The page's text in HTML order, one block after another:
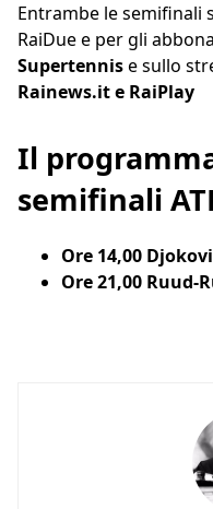
Entrambe le semifinali
RaiDue e per gli
Supertennise sullo
Rainews.it e RaiPlay
Il
semifinali
Ore 14,00
Ore 21,00 Ruud-